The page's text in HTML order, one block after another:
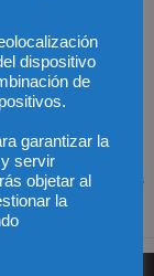
for the next time I
cómo se procesan los
dispositivo
de
garantizar la
servir
objetar al
la